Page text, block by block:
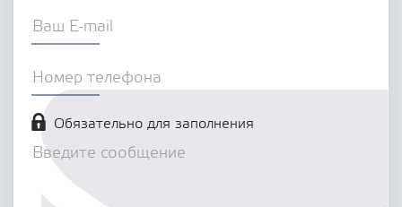
Обязательно для заполнения